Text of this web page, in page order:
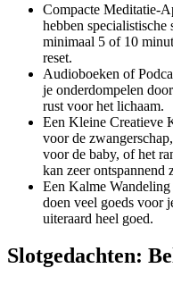
Compacte Meditatie-
hebben specialistische
minimaal 5 of 10
reset.
Audioboeken of
je onderdompelen
rust voor het lichaam.
Een Kleine Creatieve
voor de
voor de baby, of het
kan zeer ontspannend
Een Kalme
doen veel goeds voor
uiteraard heel goed.
Slotgedachten: